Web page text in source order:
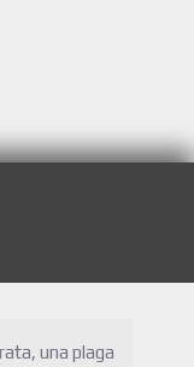
una plaga